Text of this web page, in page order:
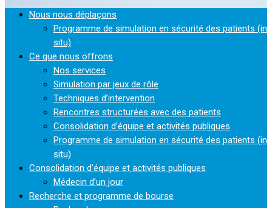
Nous nous déplaçons
Programme de simulation en sécurité des patients (in
situ)
Ce que nous offrons
Nos services
Simulation par jeux de rôle
Techniques d’intervention
Rencontres structurées avec des patients
Consolidation d’équipe et activités publiques
Programme de simulation en sécurité des patients (in
situ)
Consolidation d’équipe et activités publiques
Médecin d’un jour
Recherche et programme de bourse